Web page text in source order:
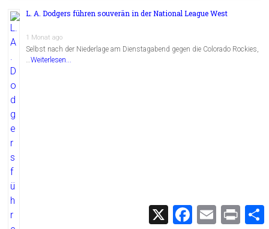
L. A. Dodgers führen souverän in der National League West
1 Monat ago
Selbst nach der Niederlage am Dienstagabend gegen die Colorado Rockies,
…Weiterlesen...
X
F
E
m
P